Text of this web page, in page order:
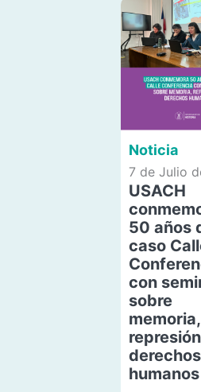
Noticia
7 de Julio
USACH
50 años
caso
con
sobre
memoria,
derechos
humanos